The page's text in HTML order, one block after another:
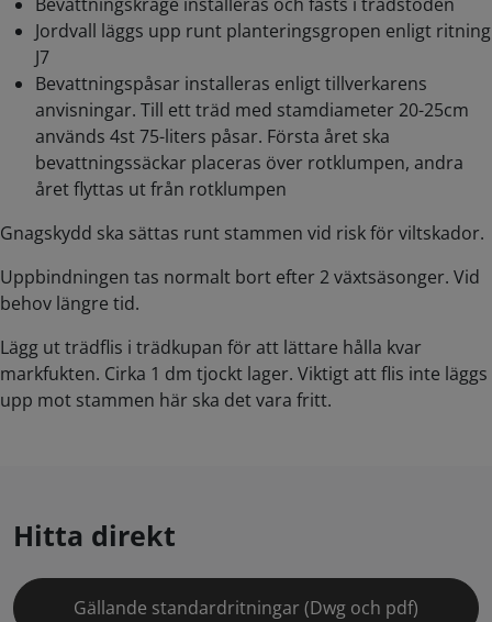
Jordvall läggs upp runt planteringsgropen enligt ritning
J7
Bevattningspåsar installeras enligt tillverkarens
anvisningar. Till ett träd med stamdiameter 20-25cm
används 4st 75-liters påsar. Första året ska
bevattningssäckar placeras över rotklumpen, andra
året flyttas ut från rotklumpen
Gnagskydd ska sättas runt stammen vid risk för viltskador.
Uppbindningen tas normalt bort efter 2 växtsäsonger. Vid
behov längre tid.
Lägg ut trädflis i trädkupan för att lättare hålla kvar
markfukten. Cirka 1 dm tjockt lager. Viktigt att flis inte läggs
upp mot stammen här ska det vara fritt.
Hitta direkt
Gällande standardritningar (Dwg och pdf)